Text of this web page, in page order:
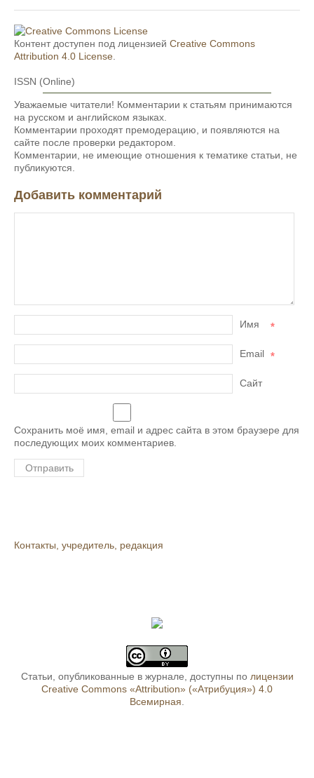
Контент доступен под лицензией Creative Commons
Attribution 4.0 License
ISSN (Online)
Уважаемые читатели! Комментарии к статьям принимаются
на русском и английском языках.
Комментарии проходят премодерацию, и появляются на
сайте после проверки редактором.
Комментарии, не имеющие отношения к тематике статьи, не
публикуются.
Добавить комментарий
Имя *
Email *
Сайт
Сохранить моё имя, email и адрес сайта в этом браузере для
последующих моих комментариев.
Контакты, учредитель, редакция
Статьи, опубликованные в журнале, доступны по лицензии
Creative Commons «Attribution» («Атрибуция») 4.0
Всемирная